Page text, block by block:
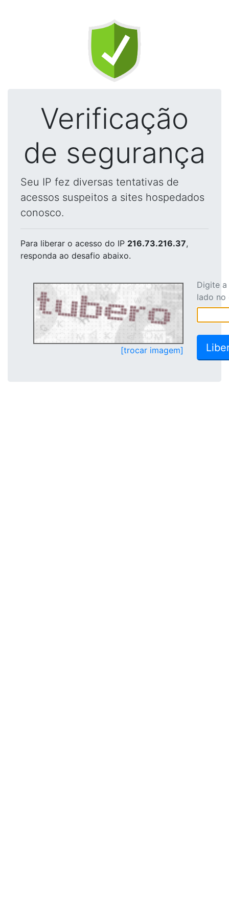
Verificação
de segurança
Seu IP fez diversas tentativas de
acessos suspeitos a sites hospedados
conosco.
Para liberar o acesso do IP 216.73.216.37,
responda ao desafio abaixo.
[trocar imagem]
Digite
lado no